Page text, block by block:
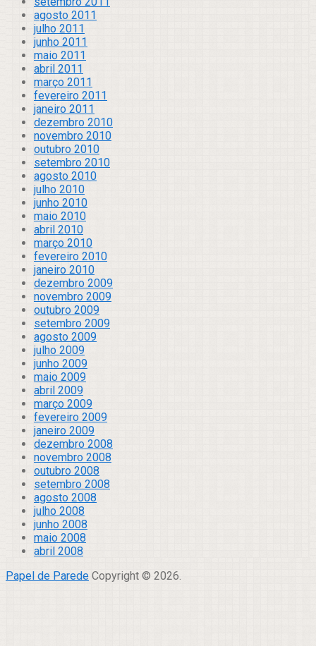
agosto 2011
julho 2011
junho 2011
maio 2011
abril 2011
março 2011
fevereiro 2011
janeiro 2011
dezembro 2010
novembro 2010
outubro 2010
setembro 2010
agosto 2010
julho 2010
junho 2010
maio 2010
abril 2010
março 2010
fevereiro 2010
janeiro 2010
dezembro 2009
novembro 2009
outubro 2009
setembro 2009
agosto 2009
julho 2009
junho 2009
maio 2009
abril 2009
março 2009
fevereiro 2009
janeiro 2009
dezembro 2008
novembro 2008
outubro 2008
setembro 2008
agosto 2008
julho 2008
junho 2008
maio 2008
abril 2008
Papel de Parede Copyright © 2026.